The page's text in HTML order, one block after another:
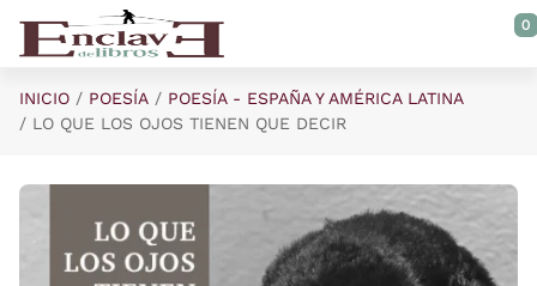
Saltar al contenido principal
0
INICIO POESÍA
POESÍA - ESPAÑA Y AMÉRICA LATINA
LO QUE LOS OJOS TIENEN QUE DECIR